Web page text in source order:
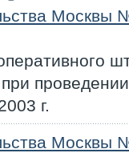
Москвы
г.
Москвы